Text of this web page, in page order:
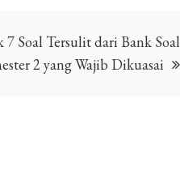
Soal Tersulit dari Bank Soal
2 yang Wajib Dikuasai